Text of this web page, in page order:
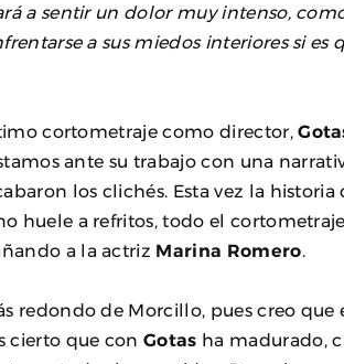
a sentir un dolor muy intenso,
a sus miedos interiores si es
cortometraje como director,
ante su trabajo con una
los clichés. Esta vez la historia
huele a refritos, todo el
a la actriz Marina Romero.
redondo de Morcillo, pues creo que
cierto que conGotas ha madurado,